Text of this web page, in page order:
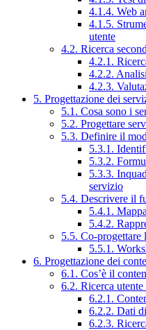
4.1.4. Web
4.1.5.
utente
4.2. Ricerca
4.2.1.
4.2.2.
4.2.3.
5. Progettazione dei
5.1. Cosa sono i
5.2. Progettare
5.3. Definire il
5.3.1.
5.3.2.
5.3.3.
servizio
5.4. Descrivere il
5.4.1.
5.4.2.
5.5. Co-progettare
5.5.1.
6. Progettazione dei
6.1. Cos’è il
6.2. Ricerca
6.2.1.
6.2.2. Dati
6.2.3.